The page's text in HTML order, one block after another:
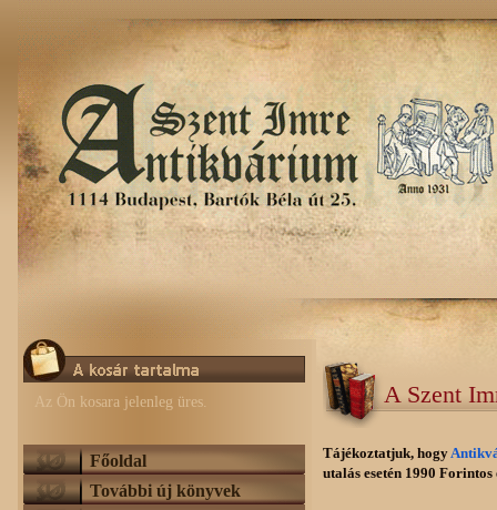
Az Ön kosara jelenleg üres.
Főoldal
További új könyvek
A Szent
Tájékoztatjuk, hogy
utalás esetén 1990